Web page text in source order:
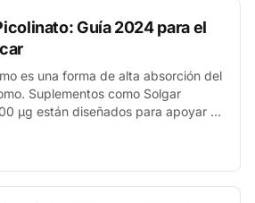
Guía 2024 para el
es una forma de alta absorción del
Suplementos como Solgar
µg están diseñados para apoyar el
en sangre normales gracias a su